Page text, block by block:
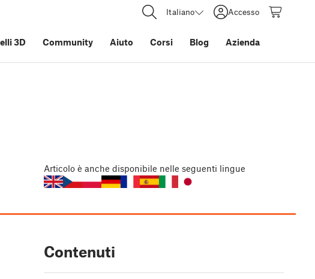
Italiano Accesso
3D Community Aiuto Corsi Blog Azienda
Articolo è anche disponibile nelle seguenti lingue
Contenuti